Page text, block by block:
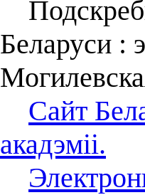
Беларуси :
Сайт
акадэміі.